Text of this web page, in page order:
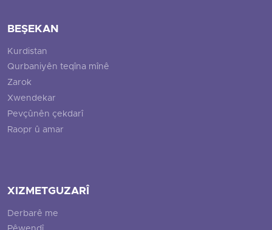
BEŞEKAN
Kurdistan
Qurbaniyên teqîna mînê
Zarok
Xwendekar
Pevçûnên çekdarî
Raopr û amar
XIZMETGUZARÎ
Derbarê me